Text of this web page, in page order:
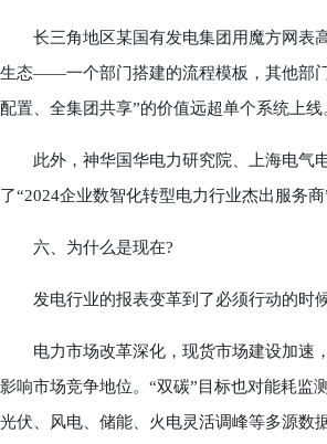
长三角地区某国有发电集团用魔方网表高
生态——一个部门搭建的流程模板，其他部
配置、全集团共享”的价值远超单个系统上线
此外，神华国华电力研究院、上海电气电
了“2024企业数智化转型电力行业杰出服务商
六、为什么是现在?
发电行业的报表变革到了必须行动的时候
电力市场改革深化，现货市场建设加速，
影响市场竞争地位。“双碳”目标也对能耗监
光伏、风电、储能、火电灵活调峰等多源数